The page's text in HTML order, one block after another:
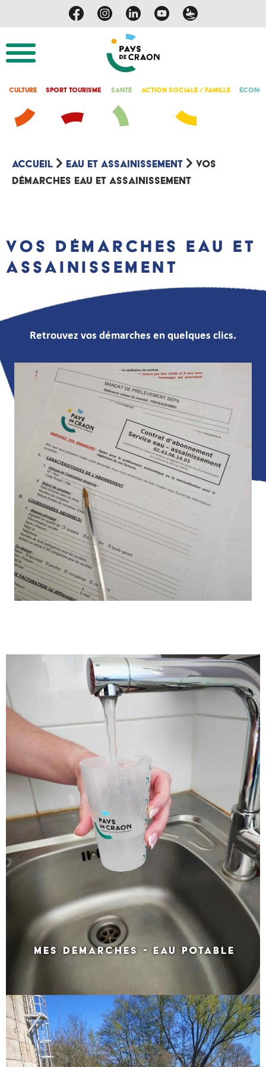
Culture Sport Tourisme Santé Action Sociale / Famille
Accueil Eau et Assainissement
Vos
démarches Eau et Assainissement
Vos démarches Eau et
Assainissement
Retrouvez vos démarches en quelques clics.
MES DÉMARCHES - EAU POTABLE